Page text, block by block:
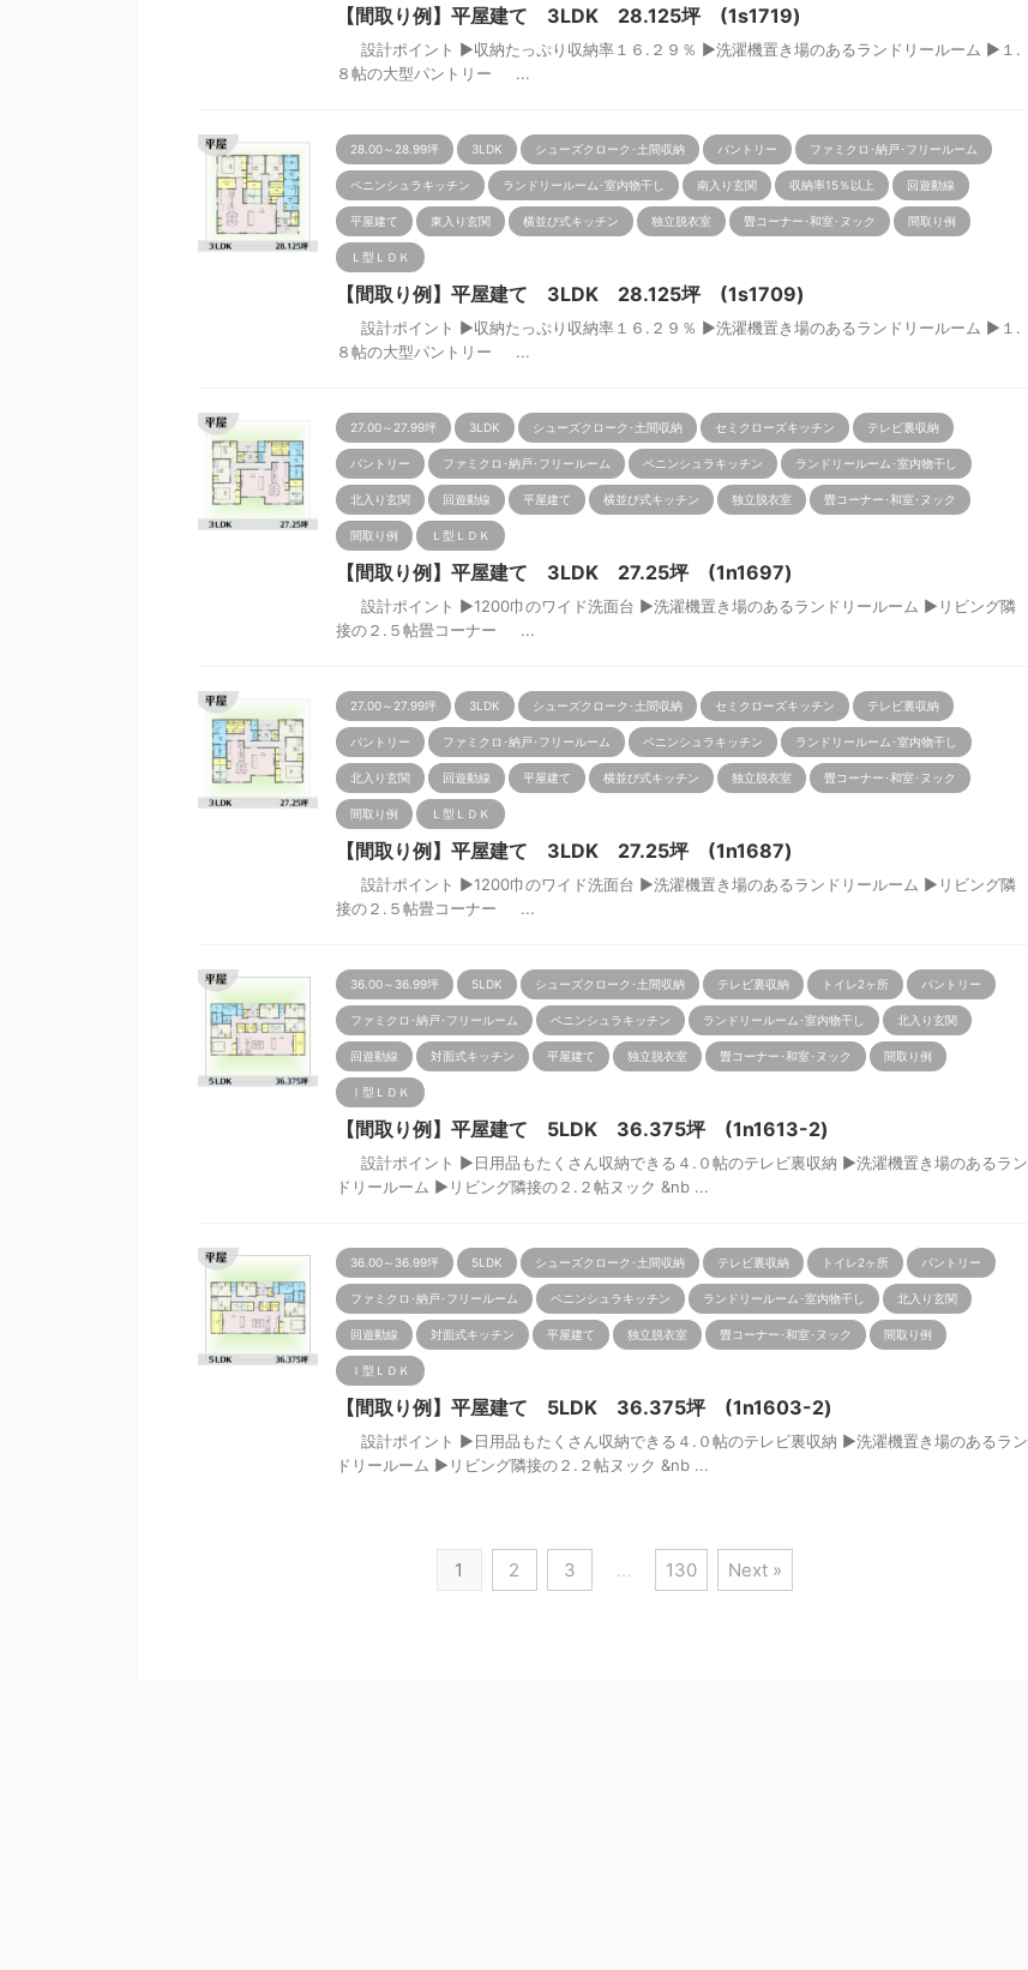
【間取り例】平屋建て 3LDK 28.125坪 (1s1719)
設計ポイント ▶収納たっぷり収納率１６.２９％ ▶洗濯機置き場のあるランドリールーム ▶１.
８帖の大型パントリー ...
28.00～28.99坪 3LDK シューズクローク･土間収納 パントリー ファミクロ･納戸･フリールーム
ペニンシュラキッチン ランドリールーム･室内物干し 南入り玄関 収納率15％以上 回遊動線
平屋建て 東入り玄関 横並び式キッチン 独立脱衣室 畳コーナー･和室･ヌック 間取り例
Ｌ型ＬＤＫ
【間取り例】平屋建て 3LDK 28.125坪 (1s1709)
設計ポイント ▶収納たっぷり収納率１６.２９％ ▶洗濯機置き場のあるランドリールーム ▶１.
８帖の大型パントリー ...
27.00～27.99坪 3LDK シューズクローク･土間収納 セミクローズキッチン テレビ裏収納
パントリー ファミクロ･納戸･フリールーム ペニンシュラキッチン ランドリールーム･室内物干し
北入り玄関 回遊動線 平屋建て 横並び式キッチン 独立脱衣室 畳コーナー･和室･ヌック
間取り例 Ｌ型ＬＤＫ
【間取り例】平屋建て 3LDK 27.25坪 (1n1697)
設計ポイント ▶1200巾のワイド洗面台 ▶洗濯機置き場のあるランドリールーム ▶リビング隣
接の２.５帖畳コーナー ...
27.00～27.99坪 3LDK シューズクローク･土間収納 セミクローズキッチン テレビ裏収納
パントリー ファミクロ･納戸･フリールーム ペニンシュラキッチン ランドリールーム･室内物干し
北入り玄関 回遊動線 平屋建て 横並び式キッチン 独立脱衣室 畳コーナー･和室･ヌック
間取り例 Ｌ型ＬＤＫ
【間取り例】平屋建て 3LDK 27.25坪 (1n1687)
設計ポイント ▶1200巾のワイド洗面台 ▶洗濯機置き場のあるランドリールーム ▶リビング隣
接の２.５帖畳コーナー ...
36.00～36.99坪 5LDK シューズクローク･土間収納 テレビ裏収納 トイレ2ヶ所 パントリー
ファミクロ･納戸･フリールーム ペニンシュラキッチン ランドリールーム･室内物干し 北入り玄関
回遊動線 対面式キッチン 平屋建て 独立脱衣室 畳コーナー･和室･ヌック 間取り例
Ｉ型ＬＤＫ
【間取り例】平屋建て 5LDK 36.375坪 (1n1613-2)
設計ポイント ▶日用品もたくさん収納できる４.０帖のテレビ裏収納 ▶洗濯機置き場のあるラン
ドリールーム ▶リビング隣接の２.２帖ヌック &nb ...
36.00～36.99坪 5LDK シューズクローク･土間収納 テレビ裏収納 トイレ2ヶ所 パントリー
ファミクロ･納戸･フリールーム ペニンシュラキッチン ランドリールーム･室内物干し 北入り玄関
回遊動線 対面式キッチン 平屋建て 独立脱衣室 畳コーナー･和室･ヌック 間取り例
Ｉ型ＬＤＫ
【間取り例】平屋建て 5LDK 36.375坪 (1n1603-2)
設計ポイント ▶日用品もたくさん収納できる４.０帖のテレビ裏収納 ▶洗濯機置き場のあるラン
ドリールーム ▶リビング隣接の２.２帖ヌック &nb ...
1 2 3 … 130 Next »